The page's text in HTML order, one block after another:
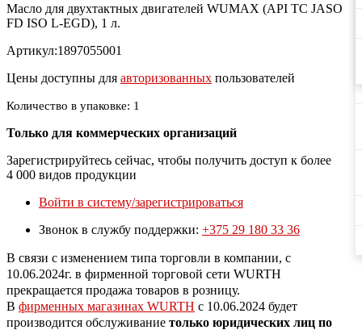
Масло для двухтактных двигателей WUMAX (API TC JASO
FD ISO L-EGD), 1 л.
Артикул:1897055001
Цены доступны для авторизованных пользователей
Количество в упаковке: 1
Только для коммерческих организаций
Зарегистрируйтесь сейчас, чтобы получить доступ к более
4 000 видов продукции
Войти в систему/зарегистрироваться
Звонок в службу поддержки: +375 29 180 33 36
В связи с изменением типа торговли в компании, с
10.06.2024г. в фирменной торговой сети WURTH
прекращается продажа товаров в розницу.
В фирменных магазинах WURTH c 10.06.2024 будет
производится обслуживание только юридических лиц по